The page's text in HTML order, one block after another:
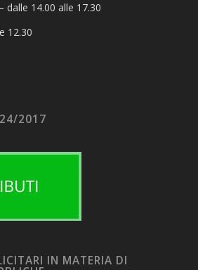
dalle 14.00 alle 17.30
12.30
2017
IN MATERIA DI